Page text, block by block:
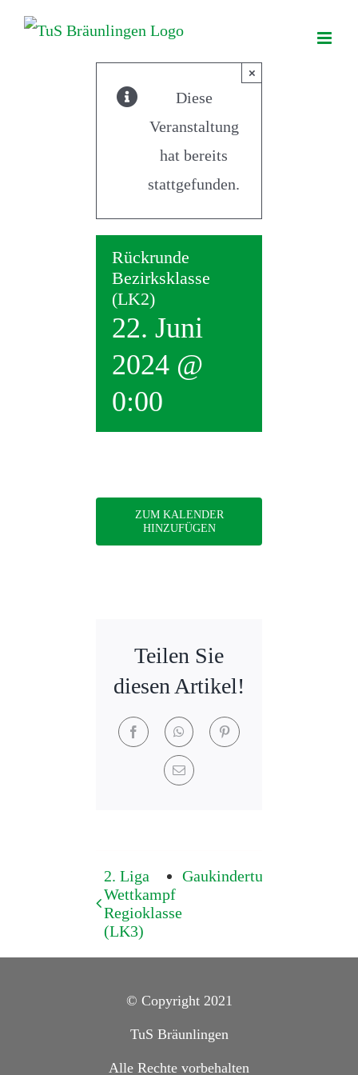
Zum
Diese
Veranstaltung
hat bereits
stattgefunden.
×
Rückrunde
Bezirksklasse
(LK2)
22. Juni
2024 @
0:00
ZUM KALENDER
HINZUFÜGEN
Teilen Sie
diesen Artikel!
Facebook WhatsAppPinterest
E-
Mail
2. Liga
Wettkampf
Regioklasse
(LK3)
Gaukinderturnfest
© Copyright 2021
TuS Bräunlingen
Alle Rechte vorbehalten